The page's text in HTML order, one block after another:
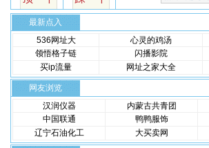
最新点入
536网址大
心灵的鸡汤
领悟格子链
闪播影院
买ip流量
网址之家大全
网友浏览
汉润仪器
内蒙古共青团
中国联通
鸭鸭服饰
辽宁石油化工
大买卖网